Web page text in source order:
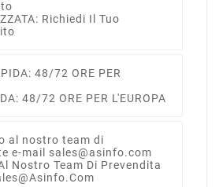
Richiedi Il Tuo
48/72 ORE PER L'EUROPA
Nostro Team Di Prevendita